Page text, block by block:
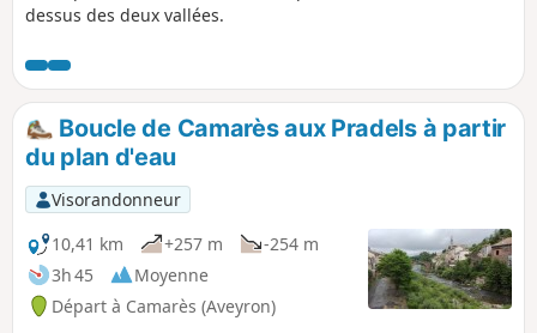
dessus des deux vallées.
Boucle de Camarès aux Pradels à partir
du plan d'eau
Visorandonneur
10,41 km
+257 m
-254 m
3h 45
Moyenne
Départ à Camarès (Aveyron)